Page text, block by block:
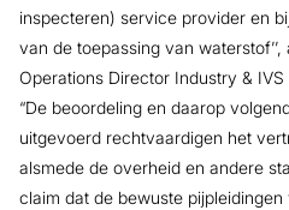
inspecteren) service provider en
van de toepassing van
Operations Director Industry &
“De beoordeling en daarop
uitgevoerd rechtvaardigen het
alsmede de overheid en andere
claim dat de bewuste